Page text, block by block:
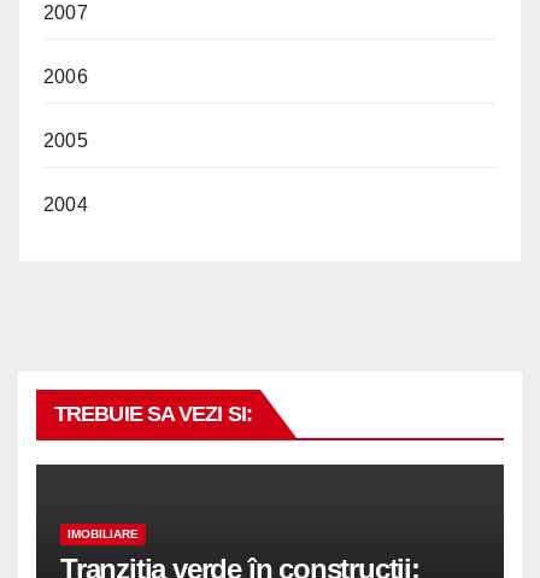
2007
2006
2005
2004
TREBUIE SA VEZI SI:
IMOBILIARE
Tranziția verde în construcții: